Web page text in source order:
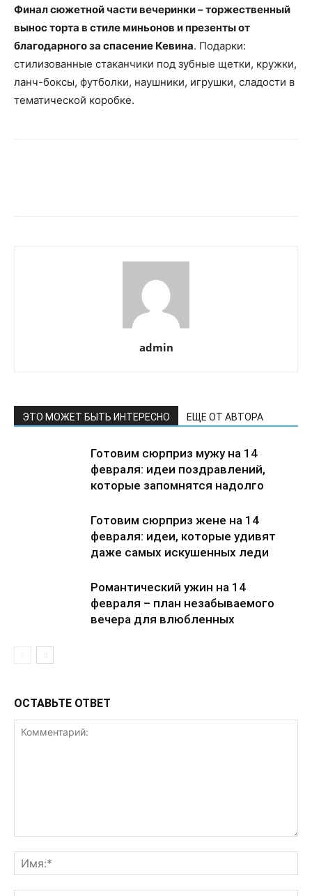
Финал сюжетной части вечеринки – торжественный
вынос торта в стиле миньонов и презенты от
благодарного за спасение Кевина. Подарки:
стилизованные стаканчики под зубные щетки, кружки,
ланч-боксы, футболки, наушники, игрушки, сладости в
тематической коробке.
admin
ЭТО МОЖЕТ БЫТЬ ИНТЕРЕСНО ЕЩЕ ОТ АВТОРА
Готовим сюрприз мужу на 14
февраля: идеи поздравлений,
которые запомнятся надолго
Готовим сюрприз жене на 14
февраля: идеи, которые удивят
даже самых искушенных леди
Романтический ужин на 14
февраля – план незабываемого
вечера для влюбленных
ОСТАВЬТЕ ОТВЕТ